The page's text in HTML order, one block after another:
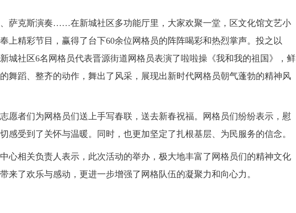
克斯演奏……在新城社区多功能厅里，大家欢聚一堂，区文化馆文艺小
上精彩节目，赢得了台下60余位网格员的阵阵喝彩和热烈掌声。投之以
城社区6名网格员代表晋源街道网格员表演了啦啦操《我和我的祖国》，鲜
舞蹈、整齐的动作，舞出了风采，展现出新时代网格员朝气蓬勃的精神风
者们为网格员们送上手写春联，送去新春祝福。网格员们纷纷表示，慰
感受到了关怀与温暖。同时，也更加坚定了扎根基层、为民服务的信念。
相关负责人表示，此次活动的举办，极大地丰富了网格员们的精神文化
来了欢乐与感动，更进一步增强了网格队伍的凝聚力和向心力。